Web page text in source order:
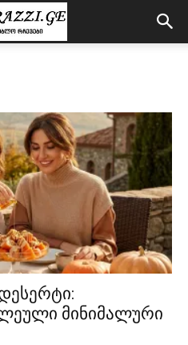
მინიმალური